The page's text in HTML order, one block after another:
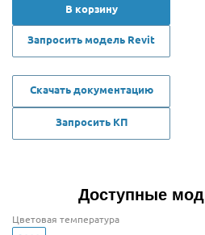
В корзину
Запросить модель Revit
Скачать документацию
Запросить КП
Доступные
Цветовая температура